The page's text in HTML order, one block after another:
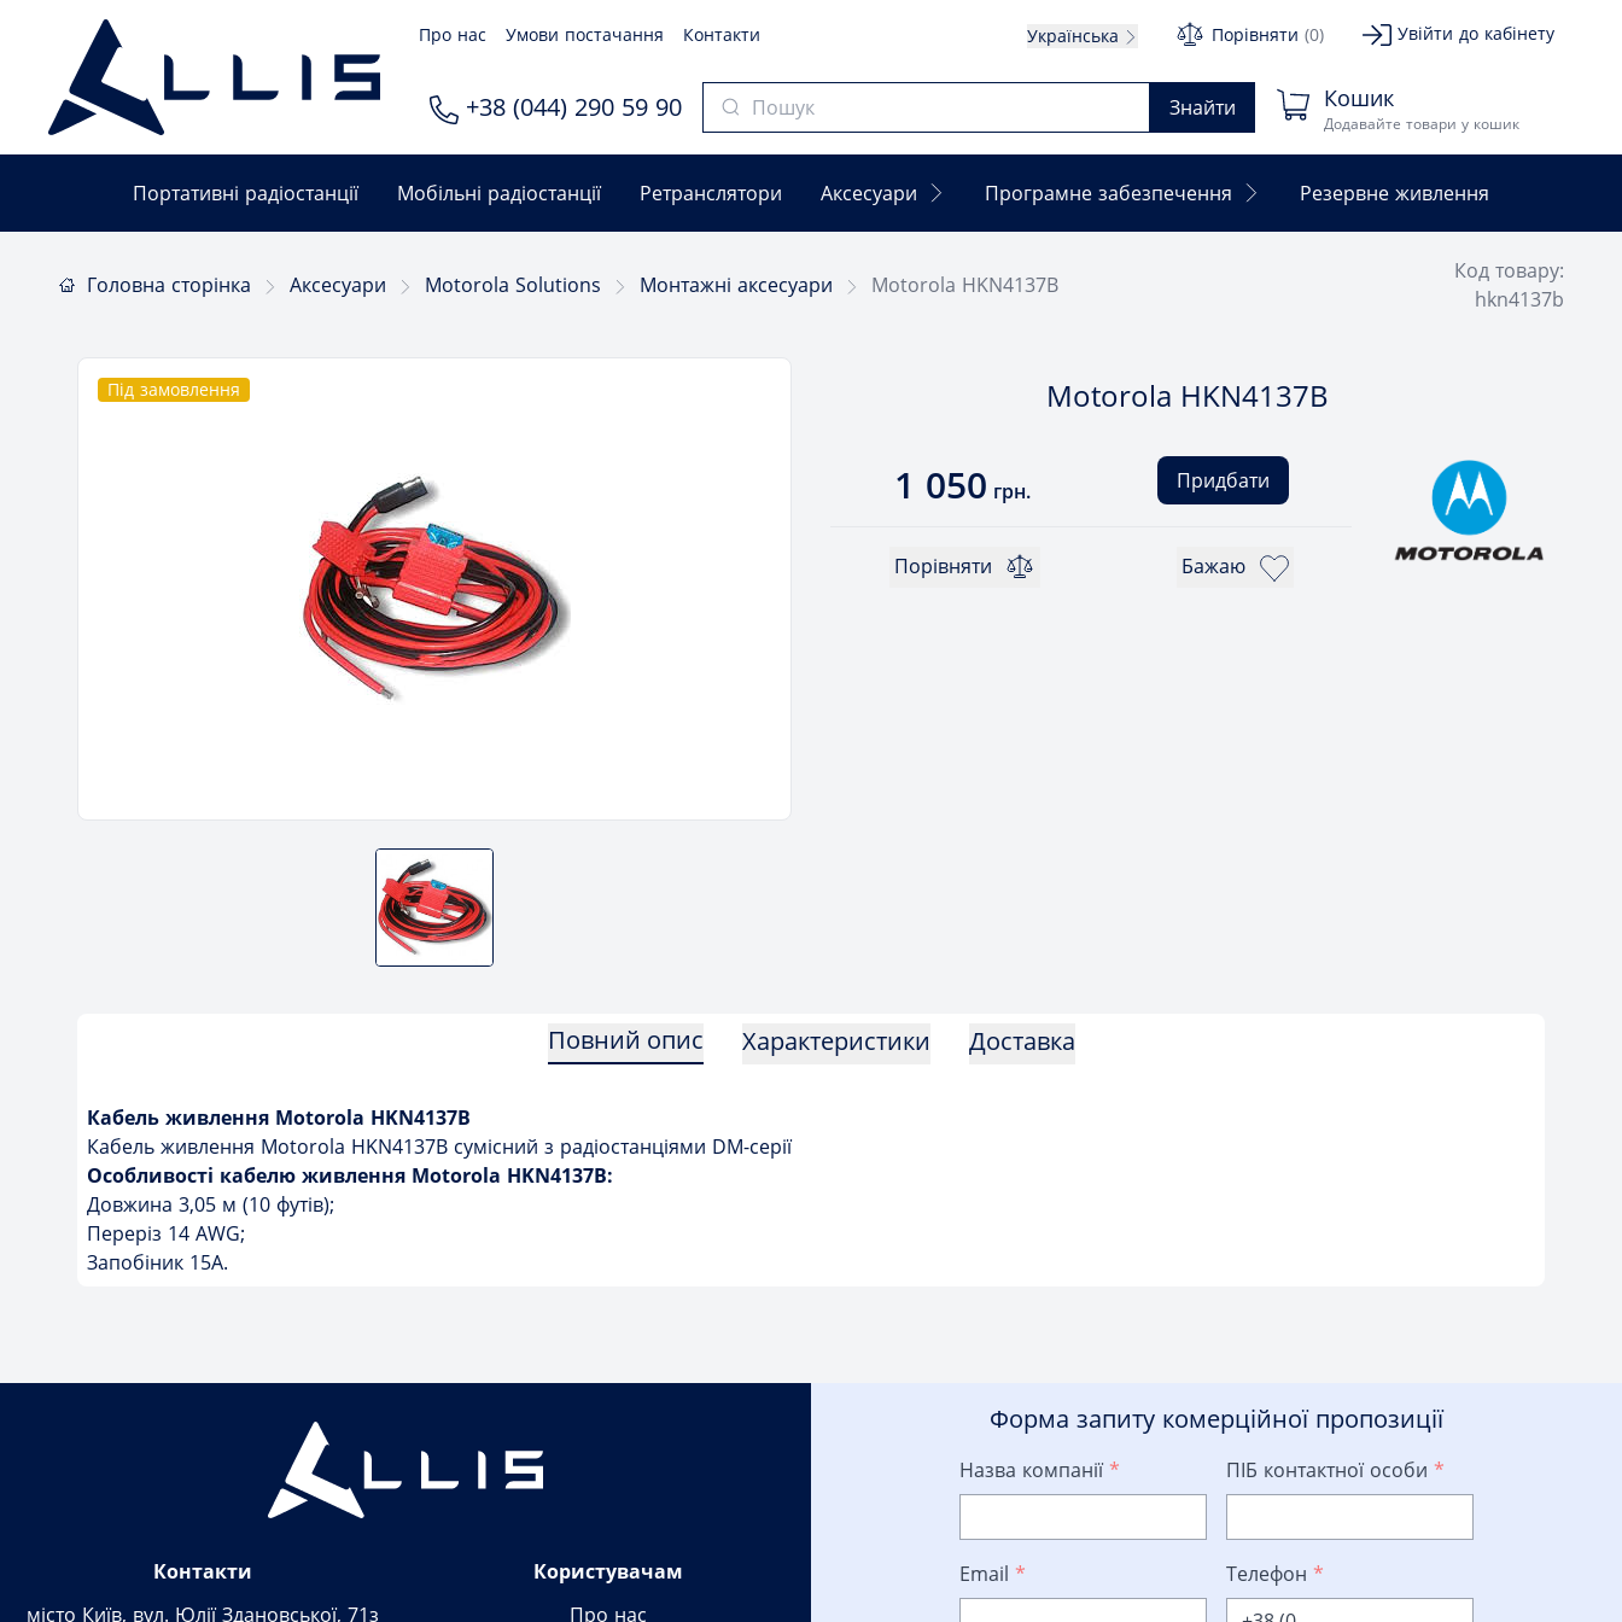
Про нас Умови постачання Контакти Українська Порівняти (0) Увійти до кабінету
+38 (044) 290 59 90 Знайти Кошик
Додавайте товари у кошик
Портативні радіостанції Мобільні радіостанції Ретранслятори Аксесуари Програмне забезпечення Резервне живлення
Головна сторінка Аксесуари Motorola Solutions Монтажні аксесуари Motorola HKN4137B
Код товару:
hkn4137b
Під замовлення Motorola HKN4137B
1 050 грн. Придбати
Порівняти Бажаю
Повний опис Характеристики Доставка
Кабель живлення Motorola HKN4137B
Кабель живлення Motorola HKN4137B сумісний з радіостанціями DM-серії
Особливості кабелю живлення Motorola HKN4137B:
Довжина 3,05 м (10 футів);
Переріз 14 AWG;
Запобіник 15A.
Контакти
місто Київ, вул. Юлії Здановської, 71з
Користувачам
Про нас
Форма запиту комерційної пропозиції
Назва компанії * ПІБ контактної особи *
Email * Телефон *